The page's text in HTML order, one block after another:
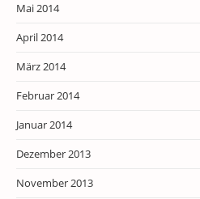
Mai 2014
April 2014
März 2014
Februar 2014
Januar 2014
Dezember 2013
November 2013